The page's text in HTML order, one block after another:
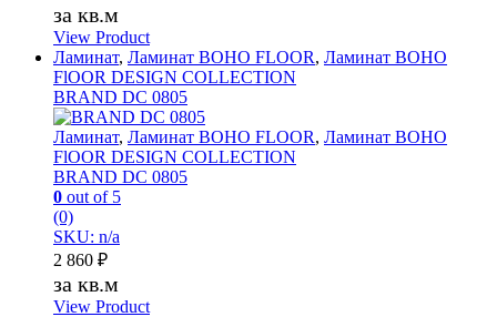
за кв.м
View Product
Ламинат, Ламинат BOHO FLOOR, Ламинат BOHO
FlOOR DESIGN COLLECTION
BRAND DC 0805
Ламинат, Ламинат BOHO FLOOR, Ламинат BOHO
FlOOR DESIGN COLLECTION
BRAND DC 0805
0 out of 5
(0)
SKU: n/a
2 860 ₽
за кв.м
View Product